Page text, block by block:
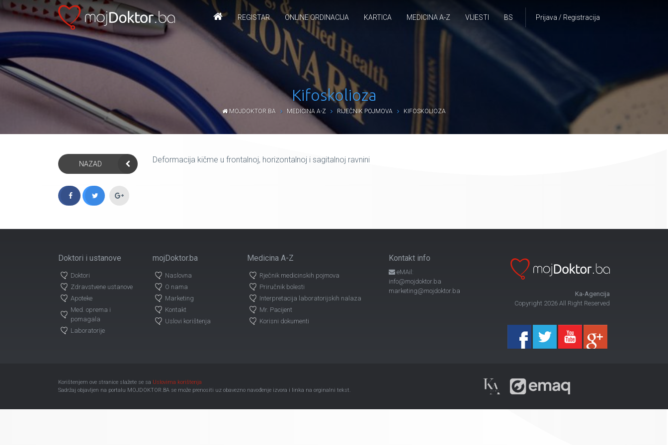
Prijava / Registracija
REGISTAR ONLINE ORDINACIJA KARTICA MEDICINA A-Z VIJESTI BS
Kifoskolioza
MOJDOKTOR.BA MEDICINA A-Z RIJEČNIK POJMOVA KIFOSKOLIOZA
NAZAD Deformacija kičme u frontalnoj, horizontalnoj i sagitalnoj ravnini
Doktori i ustanove
Doktori
Zdravstvene ustanove
Apoteke
Med. oprema i
pomagala
Laboratorije
mojDoktor.ba
Naslovna
O nama
Marketing
Kontakt
Uslovi korištenja
Medicina A-Z
Rječnik medicinskih pojmova
Priručnik bolesti
Interpretacija laboratorijskih nalaza
Mr. Pacijent
Korisni dokumenti
Kontakt info
eMAil:
info@mojdoktor.ba
marketing@mojdoktor.ba
Ka-Agencija
Copyright 2026 All Right Reserved
Korištenjem ove stranice slažete se sa Uslovima korištenja
Sadržaj objavljen na portalu MOJDOKTOR.BA se može prenositi uz obavezno navođenje izvora i linka na orginalni tekst.